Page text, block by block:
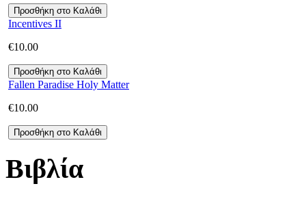
Incentives II
€10.00
Fallen Paradise Holy Matter
€10.00
Βιβλία